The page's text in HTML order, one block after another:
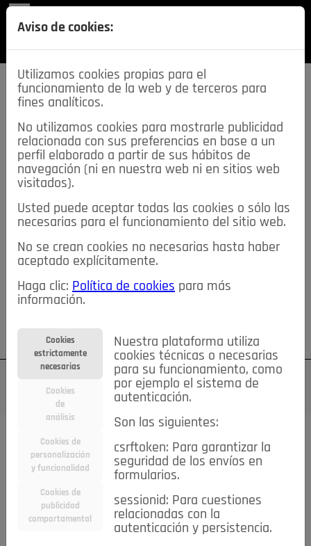
SECCIONES
descarga esta
REVISTA
≡NOTICIAS
NOTICIAS SERVICIOS DE INTERÉS
TABLÓN DE ANUNCIOS MIS ANUNCIOS CONTACTO
NOSOTROS
Su cuenta Regístrese ¿Olvidó su contraseña?
TODAS Deporte Bicicletas Deportes y Ocio
Electrodomésticos
Niños y Bebés Inmobiliaria Construcción y Reformas
Moda Accesorios Ropa Motor
Aviso de cookies:
Utilizamos cookies propias para el
funcionamiento de la web y de terceros para
fines analíticos.
No utilizamos cookies para mostrarle publicidad
relacionada con sus preferencias en base a un
perfil elaborado a partir de sus hábitos de
navegación (ni en nuestra web ni en sitios web
visitados).
Usted puede aceptar todas las cookies o sólo las
necesarias para el funcionamiento del sitio web.
No se crean cookies no necesarias hasta haber
aceptado explícitamente.
Haga clic: Política de cookies para más
información.
Cookies
estrictamente
necesarias
Cookies
de
análisis
Cookies de
personalización
y funcionalidad
Cookies de
publicidad
comportamental
Nuestra plataforma utiliza
cookies técnicas o necesarias
para su funcionamiento, como
por ejemplo el sistema de
autenticación.
Son las siguientes:
csrftoken: Para garantizar la
seguridad de los envíos en
formularios.
sessionid: Para cuestiones
relacionadas con la
autenticación y persistencia.